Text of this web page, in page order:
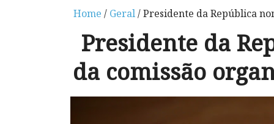
Home / Geral/ Presidente da República
Presidente da
da comissão